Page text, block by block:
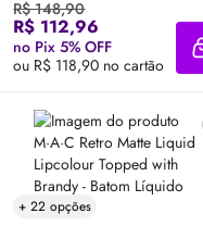
R$ 148,90
R$ 112,96
no Pix 5% OFF
ou R$ 118,90 no cartão
+ 22 opções